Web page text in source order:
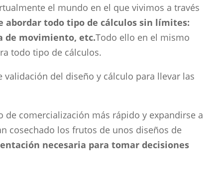
el mundo en el que vivimos a través
abordar todo tipo de cálculos sin límites:
de movimiento, etc.Todo ello en el mismo
todo tipo de cálculos.
del diseño y cálculo para llevar las
comercialización más rápido y expandirse a
cosechado los frutos de unos diseños de
necesaria para tomar decisiones